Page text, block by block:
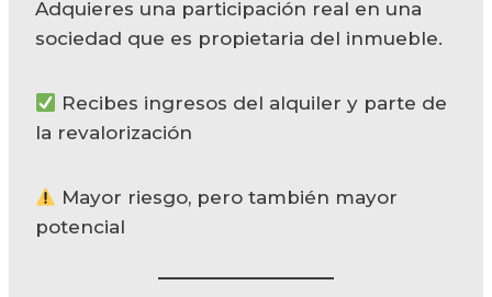
Adquieres una participación real en una
sociedad que es propietaria del inmueble.
Recibes ingresos del alquiler y parte de
la revalorización
Mayor riesgo, pero también mayor
potencial